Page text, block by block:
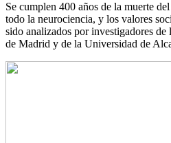
Se cumplen 400 años de la muerte
todo la neurociencia, y los valores
sido analizados por investigadores
de Madrid y de la Universidad de